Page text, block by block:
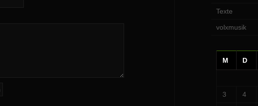
Texte
volxmusik
M
D
3 4